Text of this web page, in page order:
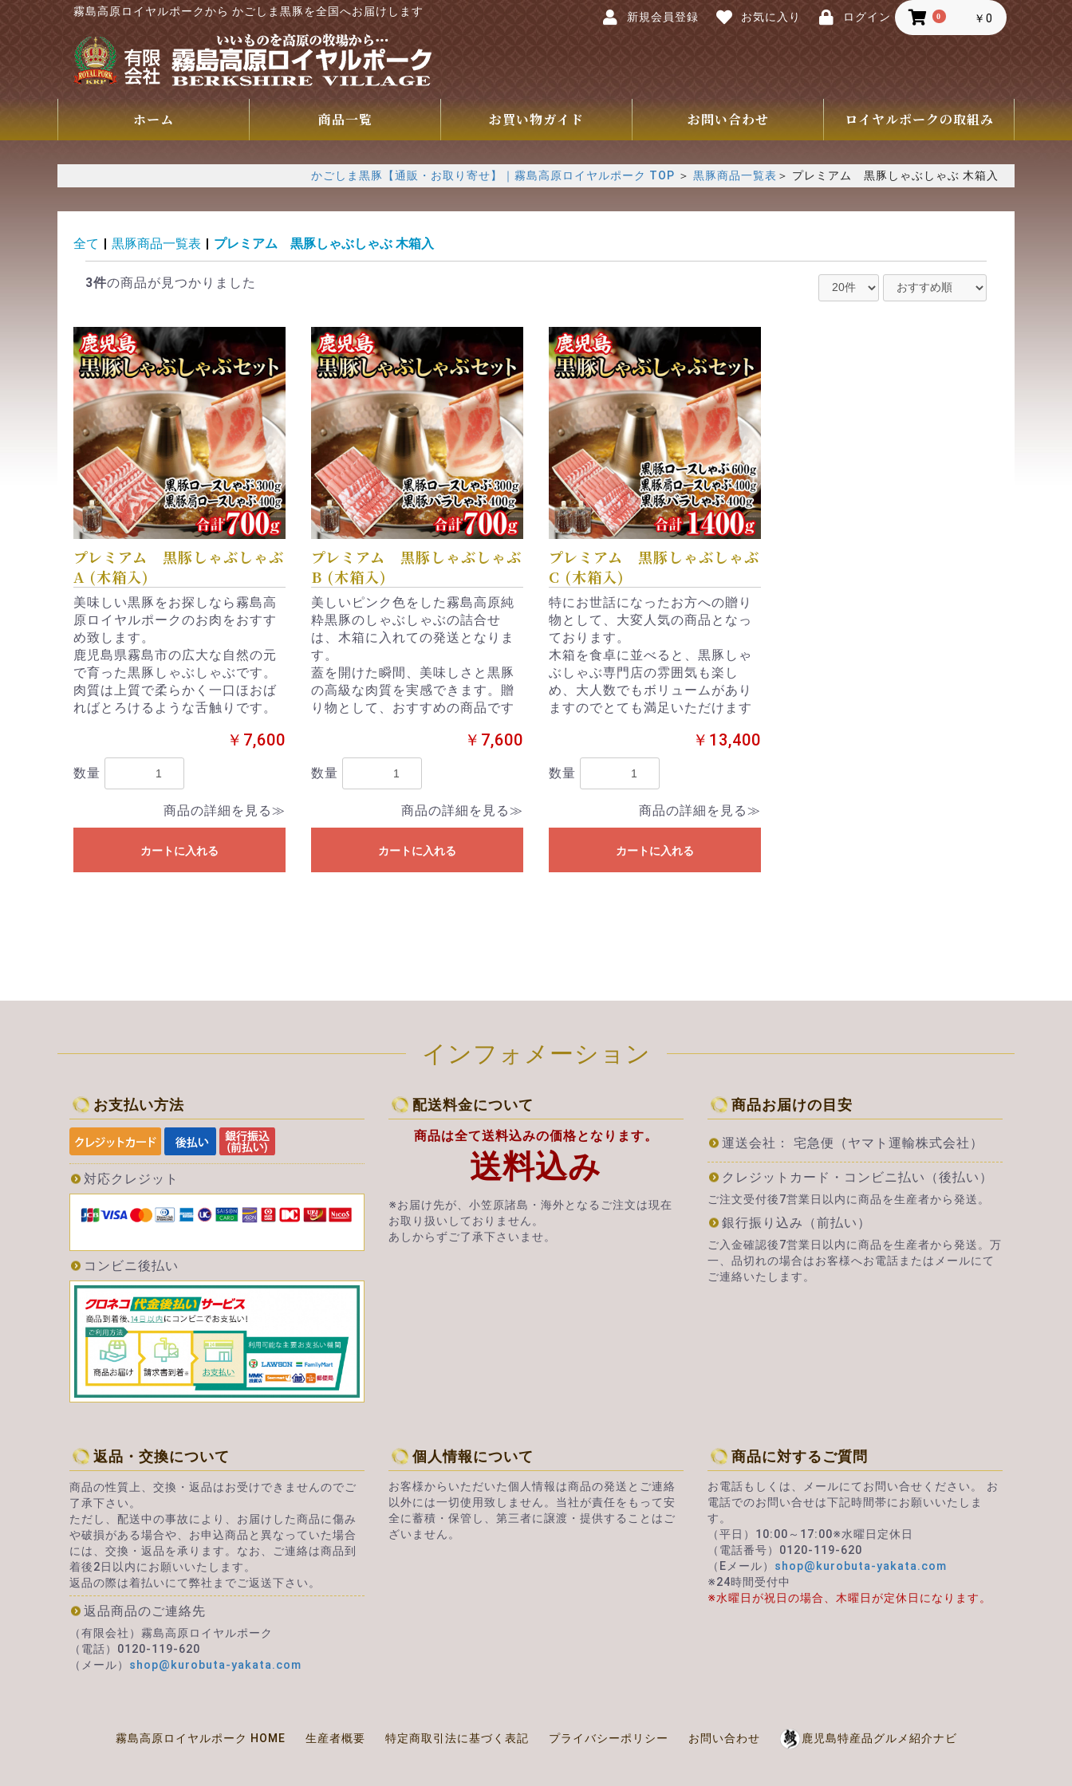
霧島高原ロイヤルポークから かごしま黒豚を全国へお届けします 新規会員登録 お気に入り ログイン 0 ￥0
ホーム 商品一覧 お買い物ガイド お問い合わせ ロイヤルポークの取組み
かごしま黒豚【通販・お取り寄せ】｜霧島高原ロイヤルポーク TOP ＞ 黒豚商品一覧表 ＞ プレミアム 黒豚しゃぶしゃぶ 木箱入
全て | 黒豚商品一覧表 | プレミアム 黒豚しゃぶしゃぶ 木箱入
3件の商品が見つかりました
プレミアム 黒豚しゃぶしゃぶ
A (木箱入)
美味しい黒豚をお探しなら霧島高
原ロイヤルポークのお肉をおすす
め致します。
鹿児島県霧島市の広大な自然の元
で育った黒豚しゃぶしゃぶです。
肉質は上質で柔らかく一口ほおば
ればとろけるような舌触りです。
￥7,600
数量
商品の詳細を見る≫
カートに入れる
プレミアム 黒豚しゃぶしゃぶ
B (木箱入)
美しいピンク色をした霧島高原純
粋黒豚のしゃぶしゃぶの詰合せ
は、木箱に入れての発送となりま
す。
蓋を開けた瞬間、美味しさと黒豚
の高級な肉質を実感できます。贈
り物として、おすすめの商品です
￥7,600
数量
商品の詳細を見る≫
カートに入れる
プレミアム 黒豚しゃぶしゃぶ
C (木箱入)
特にお世話になったお方への贈り
物として、大変人気の商品となっ
ております。
木箱を食卓に並べると、黒豚しゃ
ぶしゃぶ専門店の雰囲気も楽し
め、大人数でもボリュームがあり
ますのでとても満足いただけます
￥13,400
数量
商品の詳細を見る≫
カートに入れる
インフォメーション
お支払い方法
対応クレジット
コンビニ後払い
配送料金について
商品は全て送料込みの価格となります。
送料込み
※お届け先が、小笠原諸島・海外となるご注文は現在
お取り扱いしておりません。
あしからずご了承下さいませ。
商品お届けの目安
運送会社： 宅急便（ヤマト運輸株式会社）
クレジットカード・コンビニ払い（後払い）
ご注文受付後7営業日以内に商品を生産者から発送。
銀行振り込み（前払い）
ご入金確認後7営業日以内に商品を生産者から発送。万
一、品切れの場合はお客様へお電話またはメールにて
ご連絡いたします。
返品・交換について
商品の性質上、交換・返品はお受けできませんのでご
了承下さい。
ただし、配送中の事故により、お届けした商品に傷み
や破損がある場合や、お申込商品と異なっていた場合
には、交換・返品を承ります。なお、ご連絡は商品到
着後2日以内にお願いいたします。
返品の際は着払いにて弊社までご返送下さい。
返品商品のご連絡先
（有限会社）霧島高原ロイヤルポーク
（電話）0120-119-620
（メール） shop@kurobuta-yakata.com
個人情報について
お客様からいただいた個人情報は商品の発送とご連絡
以外には一切使用致しません。当社が責任をもって安
全に蓄積・保管し、第三者に譲渡・提供することはご
ざいません。
商品に対するご質問
お電話もしくは、メールにてお問い合せください。 お
電話でのお問い合せは下記時間帯にお願いいたしま
す。
（平日）10:00～17:00※水曜日定休日
（電話番号）0120-119-620
（Eメール） shop@kurobuta-yakata.com
※24時間受付中
※水曜日が祝日の場合、木曜日が定休日になります。
霧島高原ロイヤルポーク HOME 生産者概要 特定商取引法に基づく表記 プライバシーポリシー お問い合わせ 鹿児島特産品グルメ紹介ナビ